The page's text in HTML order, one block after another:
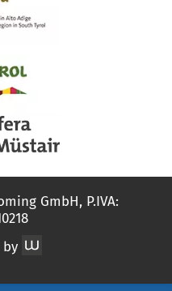
GmbH, P.IVA:
by